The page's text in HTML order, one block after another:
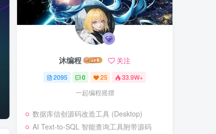
沐编程 关注
2095 0 25 33.9W+
一起编程摇摆
数据库信创源码改造工具 (Desktop)
AI Text-to-SQL 智能查询工具附带源码